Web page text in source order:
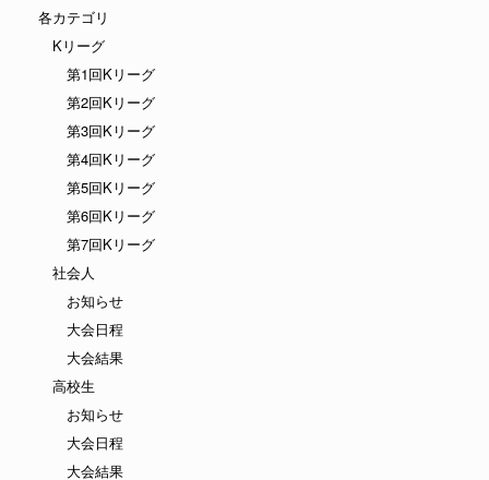
各カテゴリ
Kリーグ
第1回Kリーグ
第2回Kリーグ
第3回Kリーグ
第4回Kリーグ
第5回Kリーグ
第6回Kリーグ
第7回Kリーグ
社会人
お知らせ
大会日程
大会結果
高校生
お知らせ
大会日程
大会結果